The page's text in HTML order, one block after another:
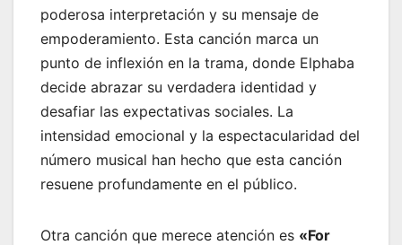
poderosa interpretación y su mensaje de
empoderamiento. Esta canción marca un
punto de inflexión en la trama, donde Elphaba
decide abrazar su verdadera identidad y
desafiar las expectativas sociales. La
intensidad emocional y la espectacularidad del
número musical han hecho que esta canción
resuene profundamente en el público.
Otra canción que merece atención es «For